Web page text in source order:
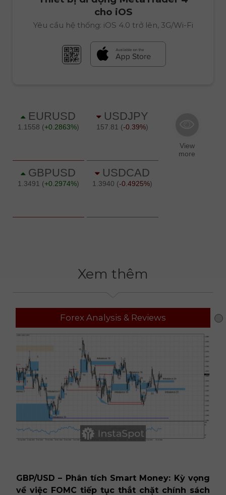
cho iOS
Yêu cầu hệ thống: iOS 4.0 trở lên, 3G/Wi-Fi
Xem thêm
Forex Analysis & Reviews
GBP/USD – Phân tích Smart Money: Kỳ vọng
về việc FOMC tiếp tục thắt chặt chính sách